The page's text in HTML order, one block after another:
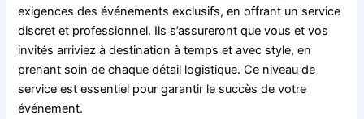
exigences des événements exclusifs, en offrant un service
discret et professionnel. Ils s’assureront que vous et vos
invités arriviez à destination à temps et avec style, en
prenant soin de chaque détail logistique. Ce niveau de
service est essentiel pour garantir le succès de votre
événement.